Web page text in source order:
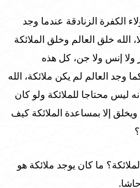
الكفرة الزنادقة عندما وجد
الله خلق العالم وخلق الملائكة
ولا إنس ولا جن، كل هذه
وجد العالم لم يكن ملائكة، الله
ليس محتاجا للملائكة ولو كان
إلا بمساعدة الملائكة كيف
ما كان يوجد ملائكة هو